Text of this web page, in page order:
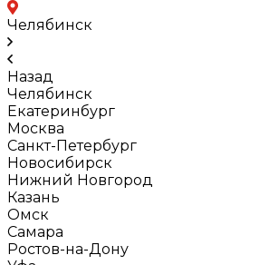
Челябинск
Назад
Челябинск
Екатеринбург
Москва
Санкт-Петербург
Новосибирск
Нижний Новгород
Казань
Омск
Самара
Ростов-на-Дону